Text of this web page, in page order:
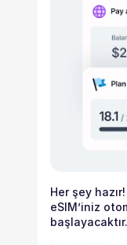
Her şey
eSIM’iniz
başlayacaktır.